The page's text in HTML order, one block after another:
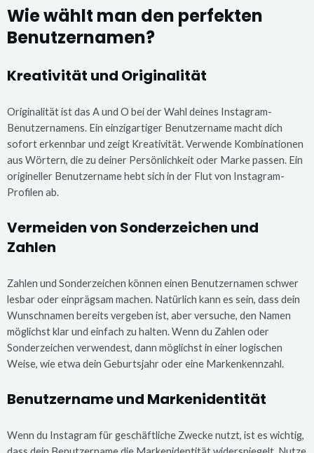
Wie wählt man den perfekten
Benutzernamen?
Kreativität und Originalität
Originalität ist das A und O bei der Wahl deines Instagram-
Benutzernamens. Ein einzigartiger Benutzername macht dich
sofort erkennbar und zeigt Kreativität. Verwende Kombinationen
aus Wörtern, die zu deiner Persönlichkeit oder Marke passen. Ein
origineller Benutzername hebt sich in der Flut von Instagram-
Profilen ab.
Vermeiden von Sonderzeichen und
Zahlen
Zahlen und Sonderzeichen können einen Benutzernamen schwer
lesbar oder einprägsam machen. Natürlich kann es sein, dass dein
Wunschnamen bereits vergeben ist, aber versuche, den Namen
möglichst klar und einfach zu halten. Wenn du Zahlen oder
Sonderzeichen verwendest, dann möglichst in einer logischen
Weise, wie etwa dein Geburtsjahr oder eine Markenkennzahl.
Benutzername und Markenidentität
Wenn du Instagram für geschäftliche Zwecke nutzt, ist es wichtig,